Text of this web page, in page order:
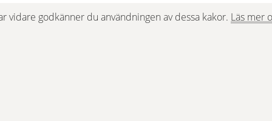
godkänner du användningen av dessa kakor. Läs mer